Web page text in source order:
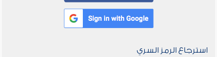
استرجاع الرمز السري